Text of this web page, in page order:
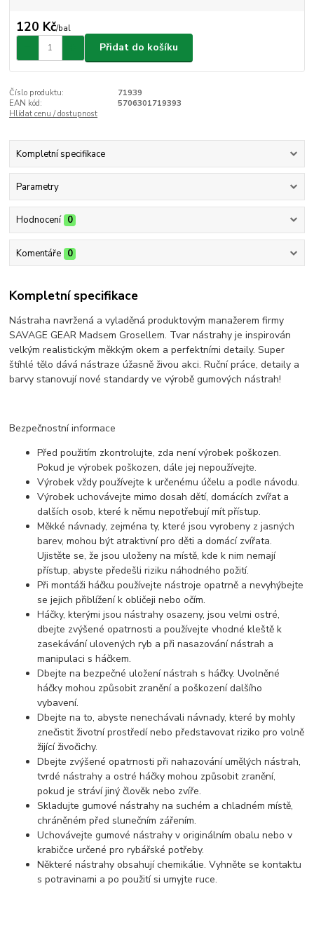
120 Kč/bal
Přidat do košíku
Číslo produktu:
71939
EAN kód:
5706301719393
Hlídat cenu / dostupnost
Kompletní specifikace
Parametry
Hodnocení 0
Komentáře 0
Kompletní specifikace
Nástraha navržená a vyladěná produktovým manažerem firmy
SAVAGE GEAR Madsem Grosellem. Tvar nástrahy je inspirován
velkým realistickým měkkým okem a perfektními detaily. Super
štíhlé tělo dává nástraze úžasně živou akci. Ruční práce, detaily a
barvy stanovují nové standardy ve výrobě gumových nástrah!
Bezpečnostní informace
Před použitím zkontrolujte, zda není výrobek poškozen.
Pokud je výrobek poškozen, dále jej nepoužívejte.
Výrobek vždy používejte k určenému účelu a podle návodu.
Výrobek uchovávejte mimo dosah dětí, domácích zvířat a
dalších osob, které k němu nepotřebují mít přístup.
Měkké návnady, zejména ty, které jsou vyrobeny z jasných
barev, mohou být atraktivní pro děti a domácí zvířata.
Ujistěte se, že jsou uloženy na místě, kde k nim nemají
přístup, abyste předešli riziku náhodného požití.
Při montáži háčku používejte nástroje opatrně a nevyhýbejte
se jejich přiblížení k obličeji nebo očím.
Háčky, kterými jsou nástrahy osazeny, jsou velmi ostré,
dbejte zvýšené opatrnosti a používejte vhodné kleště k
zasekávání ulovených ryb a při nasazování nástrah a
manipulaci s háčkem.
Dbejte na bezpečné uložení nástrah s háčky. Uvolněné
háčky mohou způsobit zranění a poškození dalšího
vybavení.
Dbejte na to, abyste nenechávali návnady, které by mohly
znečistit životní prostředí nebo představovat riziko pro volně
žijící živočichy.
Dbejte zvýšené opatrnosti při nahazování umělých nástrah,
tvrdé nástrahy a ostré háčky mohou způsobit zranění,
pokud je stráví jiný člověk nebo zvíře.
Skladujte gumové nástrahy na suchém a chladném místě,
chráněném před slunečním zářením.
Uchovávejte gumové nástrahy v originálním obalu nebo v
krabičce určené pro rybářské potřeby.
Některé nástrahy obsahují chemikálie. Vyhněte se kontaktu
s potravinami a po použití si umyjte ruce.